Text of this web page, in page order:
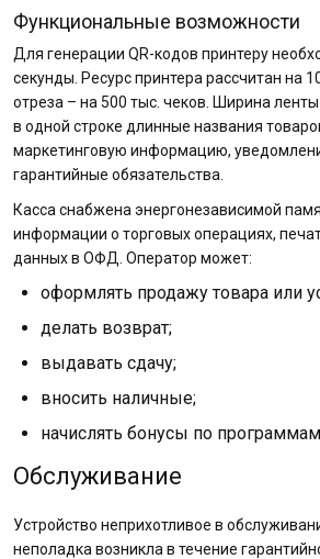
Функциональные возможности
Для генерации QR-кодов принтеру
секунды. Ресурс принтера рассчитан на
отреза – на 500 тыс. чеков. Ширина
в одной строке длинные названия
маркетинговую информацию,
гарантийные обязательства.
Касса снабжена энергонезависимой
информации о торговых операциях,
данных в ОФД. Оператор может:
оформлять продажу товара или
делать возврат;
выдавать сдачу;
вносить наличные;
начислять бонусы по
Обслуживание
Устройство неприхотливое в
неполадка возникла в течение